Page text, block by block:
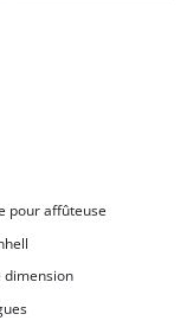
pour affûteuse
dimension